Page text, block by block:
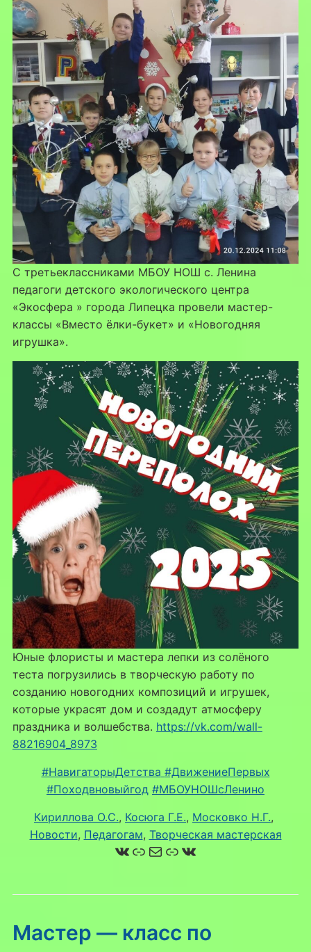
С третьеклассниками МБОУ НОШ с. Ленина
педагоги детского экологического центра
«Экосфера » города Липецка провели мастер-
классы «Вместо ёлки-букет» и «Новогодняя
игрушка».
Юные флористы и мастера лепки из солёного
теста погрузились в творческую работу по
созданию новогодних композиций и игрушек,
которые украсят дом и создадут атмосферу
праздника и волшебства. https://vk.com/wall-
88216904_8973
#НавигаторыДетства #ДвижениеПервых
#Походвновыйгод #МБОУНОШсЛенино
Кириллова О.С., Косюга Г.Е., Московко Н.Г.
Новости, Педагогам, Творческая мастерская
ВКонтакте
Ссылка
Почта
Ссылка
ВКонтакте
Мастер — класс по